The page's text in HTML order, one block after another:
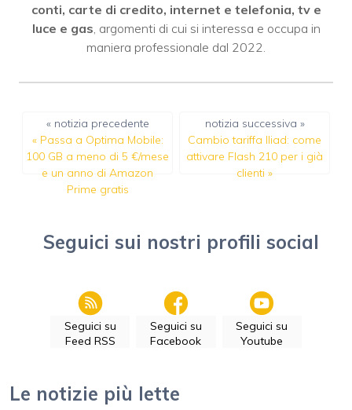
conti, carte di credito, internet e telefonia, tv e
luce e gas , argomenti di cui si interessa e occupa in
maniera professionale dal 2022.
« notizia precedente
« Passa a Optima Mobile:
100 GB a meno di 5 €/mese
e un anno di Amazon
Prime gratis
notizia successiva »
Cambio tariffa Iliad: come
attivare Flash 210 per i già
clienti »
Seguici sui nostri profili social
Seguici su
Feed RSS
Seguici su
Facebook
Seguici su
Youtube
Le notizie più lette